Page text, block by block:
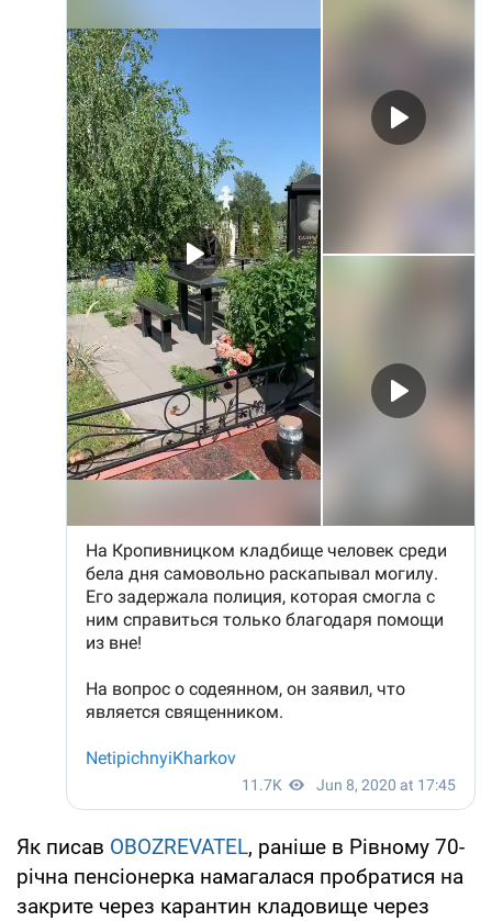
Як писав OBOZREVATEL, раніше в Рівному 70-
річна пенсіонерка намагалася пробратися на
закрите через карантин кладовище через